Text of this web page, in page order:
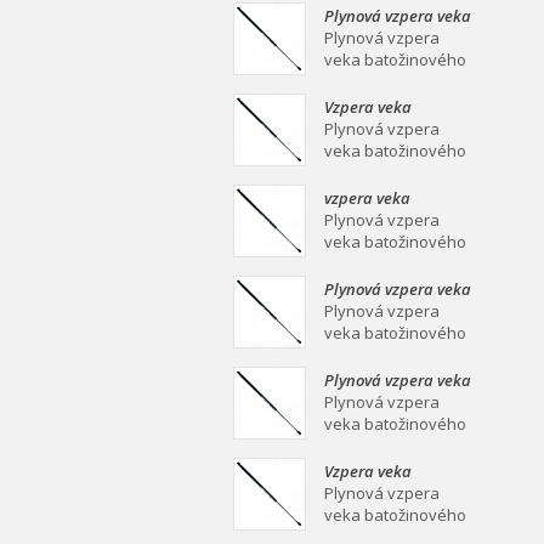
mm Plynová vzpera
veka batožinového
priestoru Ei
Plynová vzpera veka
batožinového
priestoru 639/258
Plynová vzpera
veka batožinového
mm Plynová vzpera
veka batožinového
priestoru Ei
Vzpera veka
batožinového
priestoru 387/139
Plynová vzpera
veka batožinového
mm Plynová vzpera
veka batožinového
priestoru Ei
vzpera veka
batožinového
priestoru 558/253
Plynová vzpera
veka batožinového
mm Plynová vzpera
veka batožinového
priestoru Ei
Plynová vzpera veka
batožinového
priestoru 549/219
Plynová vzpera
veka batožinového
mm Plynová vzpera
veka batožinového
priestoru Ei
Plynová vzpera veka
batožinového
priestoru 467/160
Plynová vzpera
veka batožinového
mm Plynová vzpera
veka batožinového
priestoru Ei
Vzpera veka
batožinového
priestoru 475/180
Plynová vzpera
veka batožinového